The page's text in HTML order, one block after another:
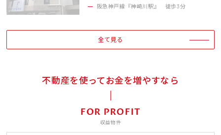
阪急神戸線『神崎川駅』 徒歩3分
全て見る
不動産を使ってお金を増やすなら
FOR PROFIT
収益物件